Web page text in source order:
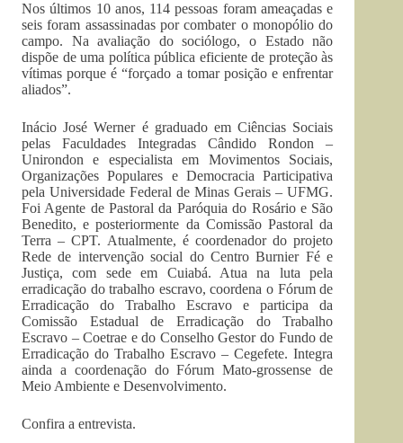
Nos últimos 10 anos, 114 pessoas foram ameaçadas e
seis foram assassinadas por combater o monopólio do
campo. Na avaliação do sociólogo, o Estado não
dispõe de uma política pública eficiente de proteção às
vítimas porque é “forçado a tomar posição e enfrentar
aliados”.
Inácio José Werner é graduado em Ciências Sociais
pelas Faculdades Integradas Cândido Rondon –
Unirondon e especialista em Movimentos Sociais,
Organizações Populares e Democracia Participativa
pela Universidade Federal de Minas Gerais – UFMG.
Foi Agente de Pastoral da Paróquia do Rosário e São
Benedito, e posteriormente da Comissão Pastoral da
Terra – CPT. Atualmente, é coordenador do projeto
Rede de intervenção social do Centro Burnier Fé e
Justiça, com sede em Cuiabá. Atua na luta pela
erradicação do trabalho escravo, coordena o Fórum de
Erradicação do Trabalho Escravo e participa da
Comissão Estadual de Erradicação do Trabalho
Escravo – Coetrae e do Conselho Gestor do Fundo de
Erradicação do Trabalho Escravo – Cegefete. Integra
ainda a coordenação do Fórum Mato-grossense de
Meio Ambiente e Desenvolvimento.
Confira a entrevista.